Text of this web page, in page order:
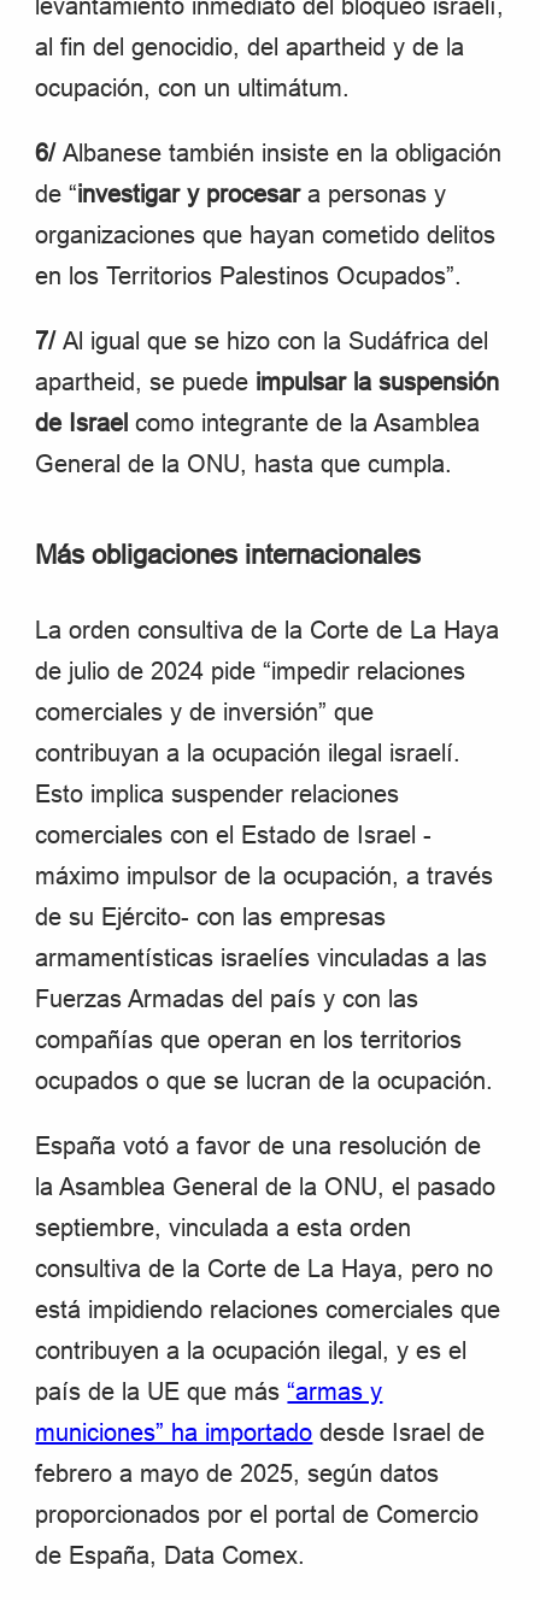
levantamiento inmediato del bloqueo israelí,
al fin del genocidio, del apartheid y de la
ocupación, con un ultimátum.
6/Albanese también insiste en la obligación
de “investigar y procesara personas y
organizaciones que hayan cometido delitos
en los Territorios Palestinos Ocupados”.
7/Al igual que se hizo con la Sudáfrica del
apartheid, se puede impulsar la suspensión
de Israel como integrante de la Asamblea
General de la ONU, hasta que cumpla.
Más obligaciones internacionales
La orden consultiva de la Corte de La Haya
de julio de 2024 pide “impedir relaciones
comerciales y de inversión” que
contribuyan a la ocupación ilegal israelí.
Esto implica suspender relaciones
comerciales con el Estado de Israel -
máximo impulsor de la ocupación, a través
de su Ejército- con las empresas
armamentísticas israelíes vinculadas a las
Fuerzas Armadas del país y con las
compañías que operan en los territorios
ocupados o que se lucran de la ocupación.
España votó a favor de una resolución de
la Asamblea General de la ONU, el pasado
septiembre, vinculada a esta orden
consultiva de la Corte de La Haya, pero no
está impidiendo relaciones comerciales que
contribuyen a la ocupación ilegal, y es el
país de la UE que más“armas y
municiones” ha importado desde Israel de
febrero a mayo de 2025, según datos
proporcionados por el portal de Comercio
de España, Data Comex.